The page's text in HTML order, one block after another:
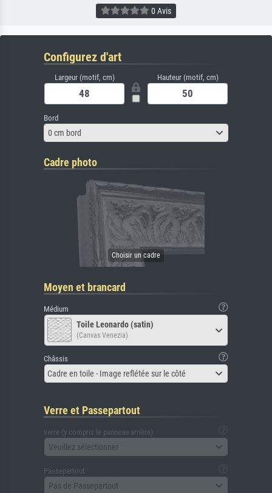
0 Avis
Configurez d'art
Largeur (motif, cm) Hauteur (motif, cm)
Bord
0 cm bord
Cadre photo
Moyen et brancard
Médium
Toile Leonardo (satin)
(Canvas Venezia)
Châssis
Cadre en toile - Image reflétée sur le côté
Verre et Passepartout
verre (y compris le panneau arrière)
Veuillez sélectionner
Passepartout
Pas de Passepartout